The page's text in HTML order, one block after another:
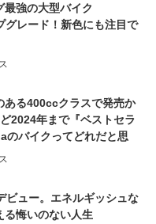
強の大型バイク
グレード！新色にも注目で
ある400ccクラスで発売か
2024年まで『ベストセラ
のバイクってどれだと思
ビュー。エネルギッシュな
る悔いのない人生